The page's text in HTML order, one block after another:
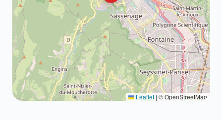
Leaflet | © OpenStreetMap